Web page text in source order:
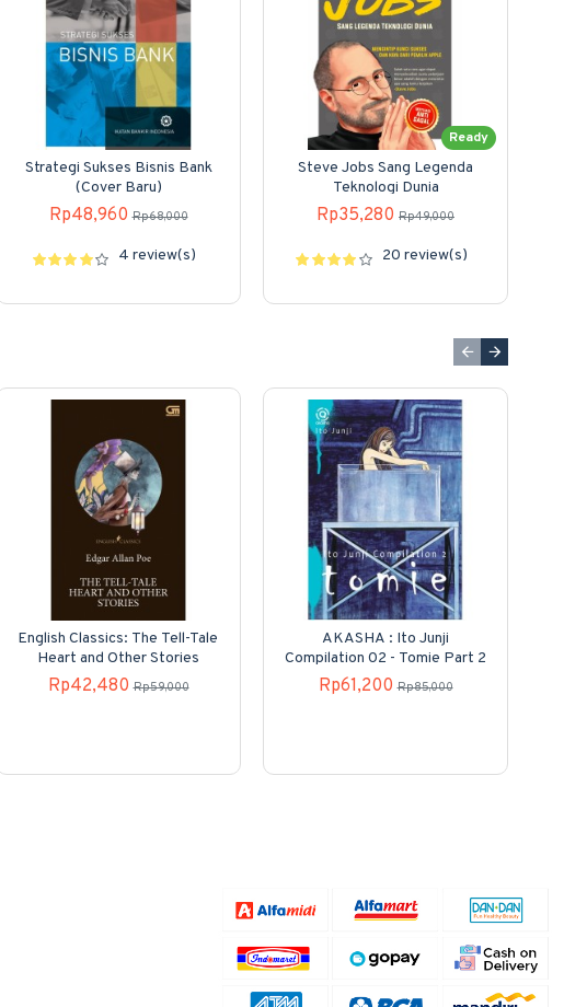
Strategi Sukses Bisnis Bank
(Cover Baru)
Rp48,960 Rp68,000
4 review(s)
Ready
Steve Jobs Sang Legenda
Teknologi Dunia
Rp35,280 Rp49,000
20 review(s)
English Classics: The Tell-Tale
Heart and Other Stories
Rp42,480 Rp59,000
AKASHA : Ito Junji
Compilation 02 - Tomie Part 2
Rp61,200 Rp85,000